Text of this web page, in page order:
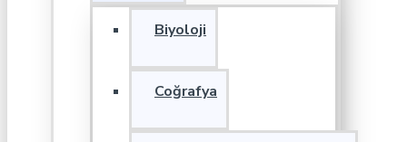
Biyoloji
Coğrafya